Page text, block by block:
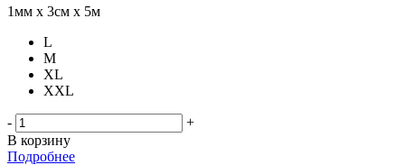
1мм х 3см х 5м
L
M
XL
XXL
-
+
В корзину
Подробнее